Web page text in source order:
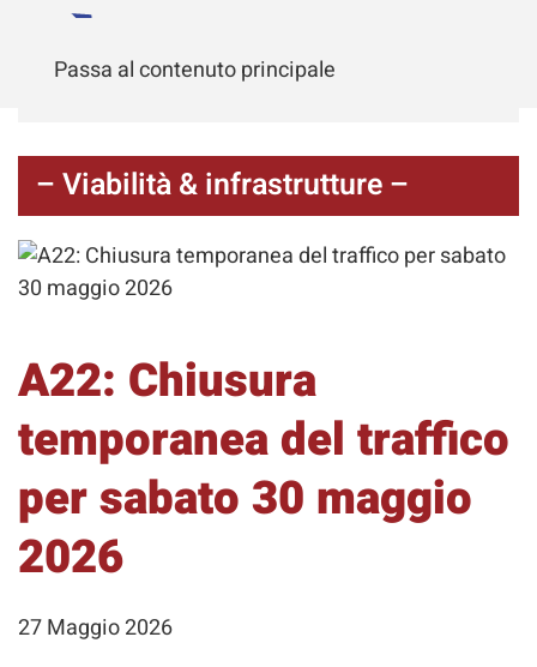
Passa al contenuto principale
– Viabilità & infrastrutture –
A22: Chiusura
temporanea del traffico
per sabato 30 maggio
2026
27 Maggio 2026